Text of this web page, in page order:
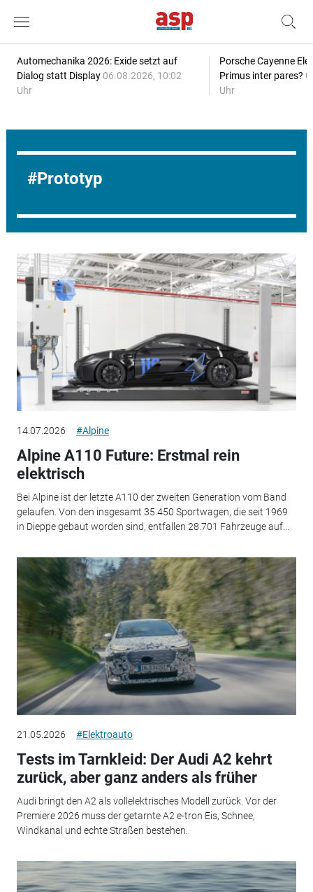
Automechanika 2026: Exide setzt auf
Dialog statt Display 06.08.2026, 10:02
Uhr
Porsche Cayenne
Primus inter pares?
Uhr
Prototyp
14.07.2026 #Alpine
Alpine A110 Future: Erstmal rein
elektrisch
Bei Alpine ist der letzte A110 der zweiten Generation vom Band
gelaufen. Von den insgesamt 35.450 Sportwagen, die seit 1969
in Dieppe gebaut worden sind, entfallen 28.701 Fahrzeuge auf...
21.05.2026 #Elektroauto
Tests im Tarnkleid: Der Audi A2 kehrt
zurück, aber ganz anders als früher
Audi bringt den A2 als vollelektrisches Modell zurück. Vor der
Premiere 2026 muss der getarnte A2 e-tron Eis, Schnee,
Windkanal und echte Straßen bestehen.